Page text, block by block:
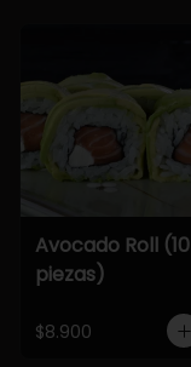
Avocado Roll (10
piezas)
$8.900